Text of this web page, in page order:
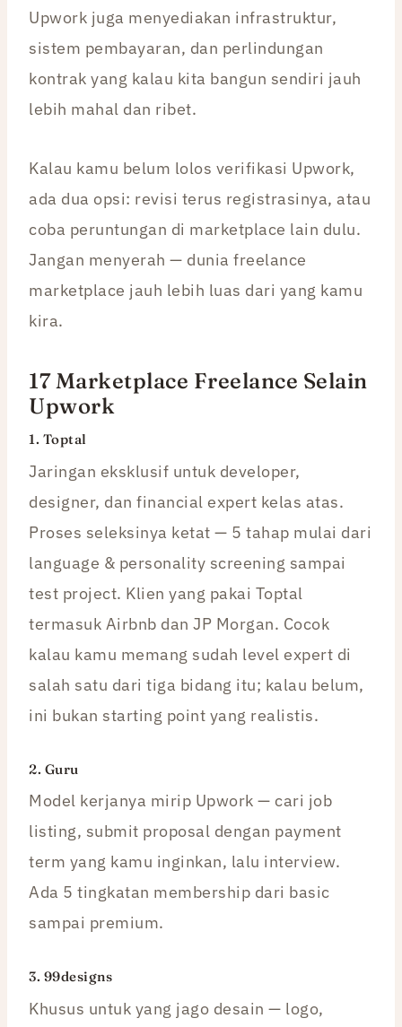
Upwork juga menyediakan infrastruktur,
sistem pembayaran, dan perlindungan
kontrak yang kalau kita bangun sendiri jauh
lebih mahal dan ribet.
Kalau kamu belum lolos verifikasi Upwork,
ada dua opsi: revisi terus registrasinya, atau
coba peruntungan di marketplace lain dulu.
Jangan menyerah — dunia freelance
marketplace jauh lebih luas dari yang kamu
kira.
17 Marketplace Freelance Selain
Upwork
1. Toptal
Jaringan eksklusif untuk developer,
designer, dan financial expert kelas atas.
Proses seleksinya ketat — 5 tahap mulai dari
language & personality screening sampai
test project. Klien yang pakai Toptal
termasuk Airbnb dan JP Morgan. Cocok
kalau kamu memang sudah level expert di
salah satu dari tiga bidang itu; kalau belum,
ini bukan starting point yang realistis.
2. Guru
Model kerjanya mirip Upwork — cari job
listing, submit proposal dengan payment
term yang kamu inginkan, lalu interview.
Ada 5 tingkatan membership dari basic
sampai premium.
3. 99designs
Khusus untuk yang jago desain — logo,